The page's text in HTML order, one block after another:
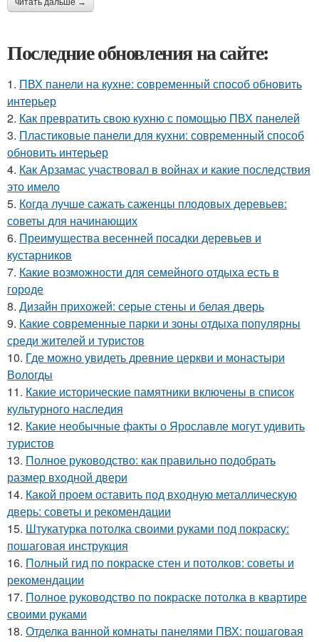
читать дальше →
Последние обновления на сайте:
1. ПВХ панели на кухне: современный способ обновить
интерьер
2. Как превратить свою кухню с помощью ПВХ панелей
3. Пластиковые панели для кухни: современный способ
обновить интерьер
4. Как Арзамас участвовал в войнах и какие последствия
это имело
5. Когда лучше сажать саженцы плодовых деревьев:
советы для начинающих
6. Преимущества весенней посадки деревьев и
кустарников
7. Какие возможности для семейного отдыха есть в
городе
8. Дизайн прихожей: серые стены и белая дверь
9. Какие современные парки и зоны отдыха популярны
среди жителей и туристов
10. Где можно увидеть древние церкви и монастыри
Вологды
11. Какие исторические памятники включены в список
культурного наследия
12. Какие необычные факты о Ярославле могут удивить
туристов
13. Полное руководство: как правильно подобрать
размер входной двери
14. Какой проем оставить под входную металлическую
дверь: советы и рекомендации
15. Штукатурка потолка своими руками под покраску:
пошаговая инструкция
16. Полный гид по покраске стен и потолков: советы и
рекомендации
17. Полное руководство по покраске потолка в квартире
своими руками
18. Отделка ванной комнаты панелями ПВХ: пошаговая